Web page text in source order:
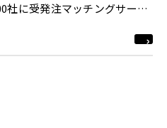
社に受発注マッチングサービ